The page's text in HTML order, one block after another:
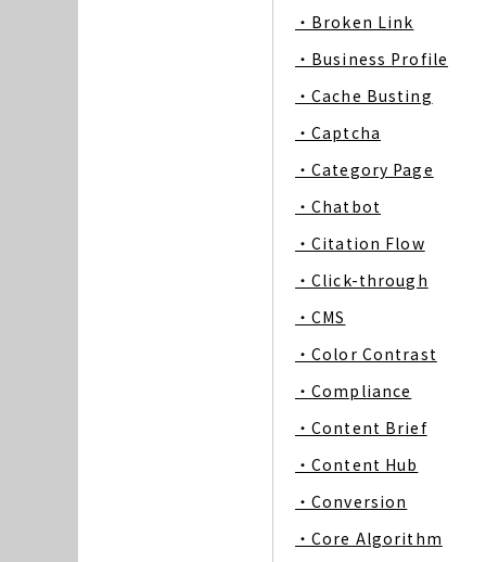
・Broken Link
・Business Profile
・Cache Busting
・Captcha
・Category Page
・Chatbot
・Citation Flow
・Click-through
・CMS
・Color Contrast
・Compliance
・Content Brief
・Content Hub
・Conversion
・Core Algorithm